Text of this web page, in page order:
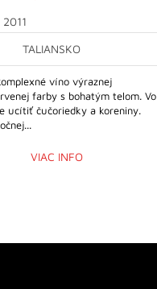
TALIANSKO
víno výraznej
farby s bohatým telom. Vo
ucítiť čučoriedky a koreniny.
VIAC INFO